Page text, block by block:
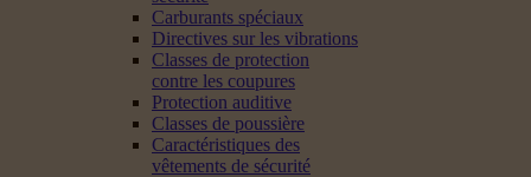
Carburants spéciaux
Directives sur les vibrations
Classes de protection
contre les coupures
Protection auditive
Classes de poussière
Caractéristiques des
vêtements de sécurité